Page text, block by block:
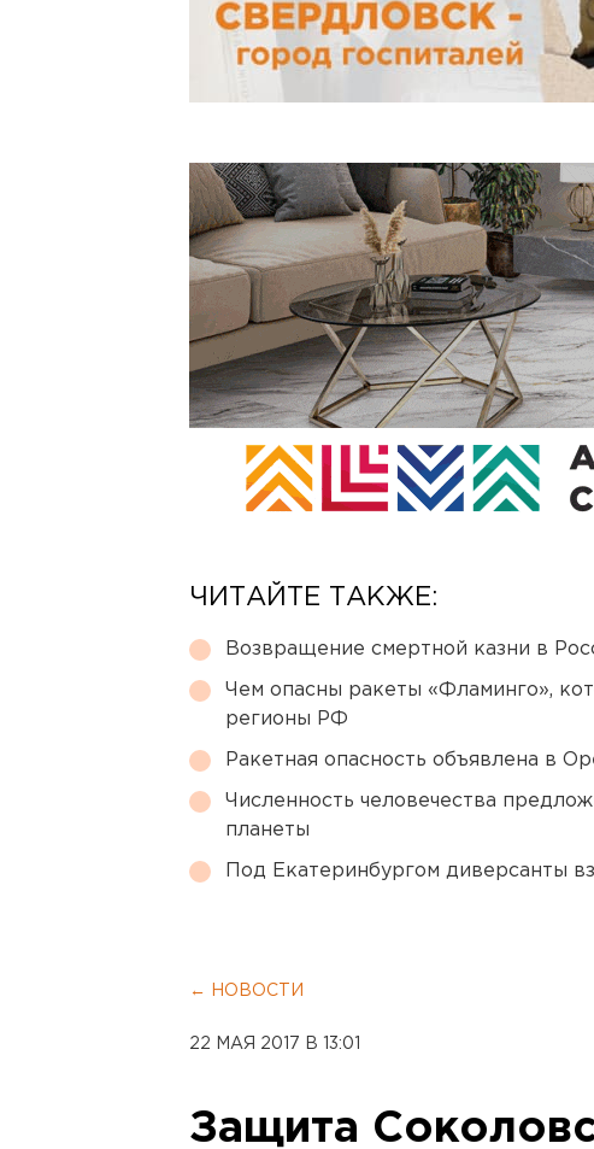
ЧИТАЙТЕ ТАКЖЕ:
Возвращение смертной казни в
Чем опасны ракеты «Фламинго»,
регионы РФ
Ракетная опасность объявлена в
Численность человечества
планеты
Под Екатеринбургом диверсанты
← НОВОСТИ
22 МАЯ 2017 В 13:01
Защита